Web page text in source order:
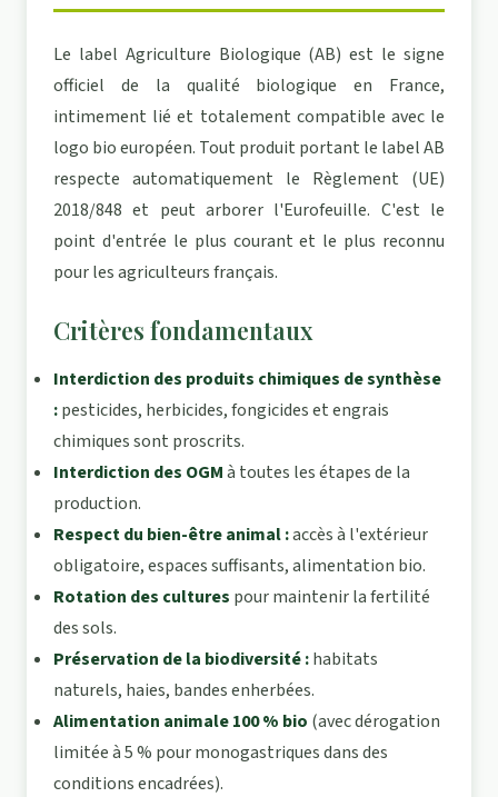
Le label Agriculture Biologique (AB) est le signe
officiel de la qualité biologique en France,
intimement lié et totalement compatible avec le
logo bio européen. Tout produit portant le label AB
respecte automatiquement le Règlement (UE)
2018/848 et peut arborer l'Eurofeuille. C'est le
point d'entrée le plus courant et le plus reconnu
pour les agriculteurs français.
Critères fondamentaux
Interdiction des produits chimiques de synthèse
:pesticides, herbicides, fongicides et engrais
chimiques sont proscrits.
Interdiction des OGMà toutes les étapes de la
production.
Respect du bien-être animal :accès à l'extérieur
obligatoire, espaces suffisants, alimentation bio.
Rotation des cultures pour maintenir la fertilité
des sols.
Préservation de la biodiversité :habitats
naturels, haies, bandes enherbées.
Alimentation animale 100 % bio (avec dérogation
limitée à 5 % pour monogastriques dans des
conditions encadrées).